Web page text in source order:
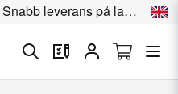
Snabb leverans på lagervara